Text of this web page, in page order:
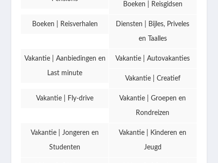
Boeken | Reisgidsen
Boeken | Reisverhalen Diensten | Bijles, Priveles
en Taalles
Vakantie | Aanbiedingen en
Last minute
Vakantie | Autovakanties
Vakantie | Creatief
Vakantie | Fly-drive Vakantie | Groepen en
Rondreizen
Vakantie | Jongeren en
Studenten
Vakantie | Kinderen en
Jeugd